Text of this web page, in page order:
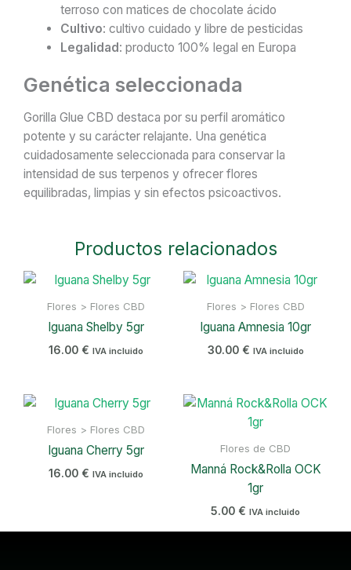
terroso con matices de chocolate ácido
Cultivo: cultivo cuidado y libre de pesticidas
Legalidad : producto 100% legal en Europa
Genética seleccionada
Gorilla Glue CBD destaca por su perfil aromático
potente y su carácter relajante. Una genética
cuidadosamente seleccionada para conservar la
intensidad de sus terpenos y ofrecer flores
equilibradas, limpias y sin efectos psicoactivos.
Productos relacionados
Flores > Flores CBD
Iguana Shelby 5gr
16.00 € IVA incluido
Flores > Flores CBD
Iguana Amnesia 10gr
30.00 € IVA incluido
Flores > Flores CBD
Iguana Cherry 5gr
16.00 € IVA incluido
Flores de CBD
Manná Rock&Rolla OCK
1gr
5.00 € IVA incluido